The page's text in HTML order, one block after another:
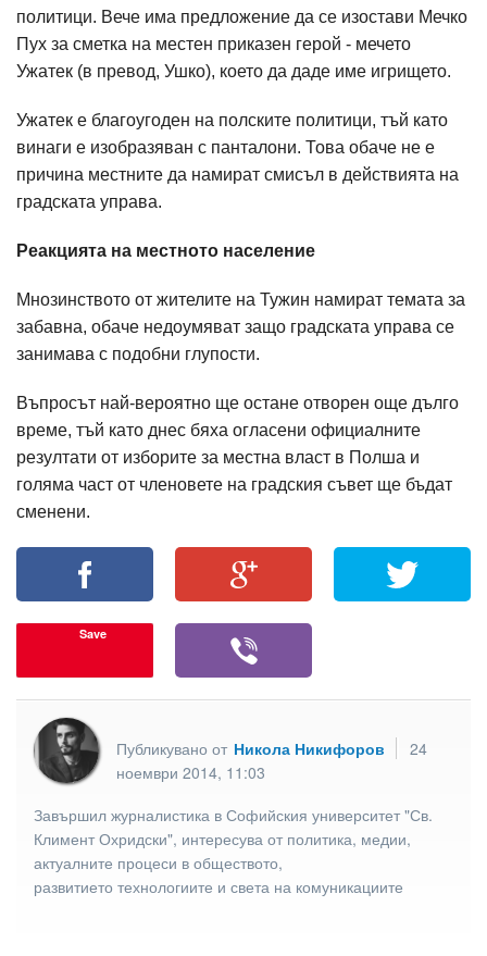
политици. Вече има предложение да се изостави Мечко
Пух за сметка на местен приказен герой - мечето
Ужатек (в превод, Ушко), което да даде име игрището.
Ужатек е благоугоден на полските политици, тъй като
винаги е изобразяван с панталони. Това обаче не е
причина местните да намират смисъл в действията на
градската управа.
Реакцията на местното население
Мнозинството от жителите на Тужин намират темата за
забавна, обаче недоумяват защо градската управа се
занимава с подобни глупости.
Въпросът най-вероятно ще остане отворен още дълго
време, тъй като днес бяха огласени официалните
резултати от изборите за местна власт в Полша и
голяма част от членовете на градския съвет ще бъдат
сменени.
Save
Публикувано от Никола Никифоров
24
ноември 2014, 11:03
Завършил журналистика в Софийския университет "Св.
Климент Охридски", интересува от политика, медии,
актуалните процеси в обществото,
развитието технологиите и света на комуникациите